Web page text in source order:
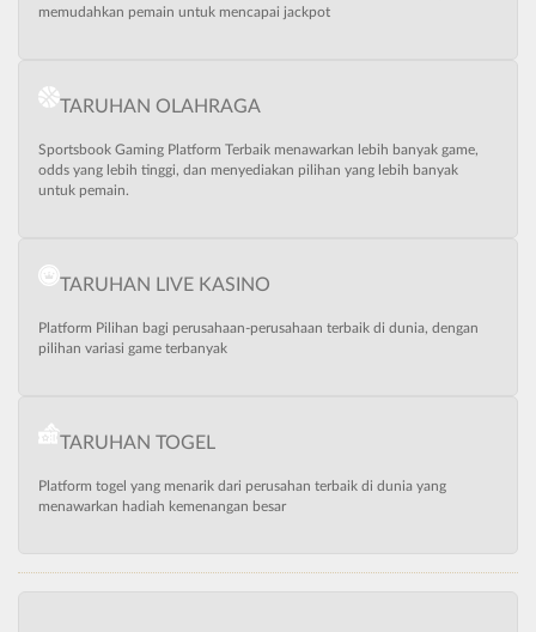
memudahkan pemain untuk mencapai jackpot
TARUHAN OLAHRAGA
Sportsbook Gaming Platform Terbaik menawarkan lebih banyak game,
odds yang lebih tinggi, dan menyediakan pilihan yang lebih banyak
untuk pemain.
TARUHAN LIVE KASINO
Platform Pilihan bagi perusahaan-perusahaan terbaik di dunia, dengan
pilihan variasi game terbanyak
TARUHAN TOGEL
Platform togel yang menarik dari perusahan terbaik di dunia yang
menawarkan hadiah kemenangan besar